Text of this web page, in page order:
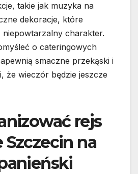
takie jak muzyka na
dekoracje, które
niepowtarzalny charakter.
o cateringowych
smaczne przekąski i
że wieczór będzie jeszcze
rejs
Szczecin na